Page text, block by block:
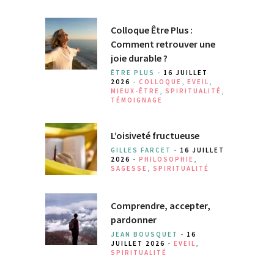
Colloque Être Plus :
Comment retrouver une
joie durable ?
ÊTRE PLUS - 16 JUILLET
2026 - COLLOQUE , EVEIL ,
MIEUX-ÊTRE , SPIRITUALITÉ ,
TÉMOIGNAGE
L’oisiveté fructueuse
GILLES FARCET - 16 JUILLET
2026 - PHILOSOPHIE ,
SAGESSE , SPIRITUALITÉ
Comprendre, accepter,
pardonner
JEAN BOUSQUET - 16
JUILLET 2026 - EVEIL ,
SPIRITUALITÉ